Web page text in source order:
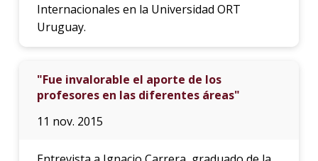
Internacionales en la Universidad ORT
Uruguay.
"Fue invalorable el aporte de los
profesores en las diferentes áreas"
11 nov. 2015